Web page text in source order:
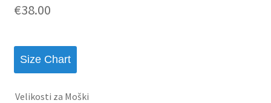
€38.00
Size Chart
Velikosti za Moški